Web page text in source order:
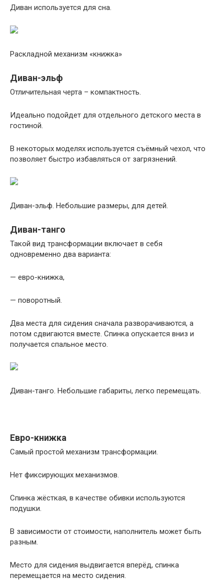
Диван используется для сна.
Раскладной механизм «книжка»
Диван-эльф
Отличительная черта – компактность.
Идеально подойдет для отдельного детского места в
гостиной.
В некоторых моделях используется съёмный чехол, что
позволяет быстро избавляться от загрязнений.
Диван-эльф. Небольшие размеры, для детей.
Диван-танго
Такой вид трансформации включает в себя
одновременно два варианта:
— евро-книжка,
— поворотный.
Два места для сидения сначала разворачиваются, а
потом сдвигаются вместе. Спинка опускается вниз и
получается спальное место.
Диван-танго. Небольшие габариты, легко перемещать.
Евро-книжка
Самый простой механизм трансформации.
Нет фиксирующих механизмов.
Спинка жёсткая, в качестве обивки используются
подушки.
В зависимости от стоимости, наполнитель может быть
разным.
Место для сидения выдвигается вперёд, спинка
перемещается на место сидения.